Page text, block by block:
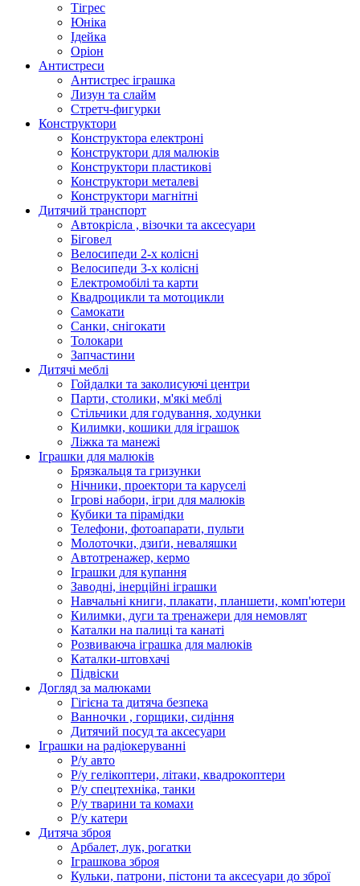
Тігрес
Юніка
Ідейка
Оріон
Антистреси
Антистрес іграшка
Лизун та слайм
Стретч-фигурки
Конструктори
Конструктора електроні
Конструктори для малюків
Конструктори пластикові
Конструктори металеві
Конструктори магнітні
Дитячий транспорт
Автокрісла , візочки та аксесуари
Біговел
Велосипеди 2-х колісні
Велосипеди 3-х колісні
Електромобілі та карти
Квадроцикли та мотоцикли
Самокати
Санки, снігокати
Толокари
Запчастини
Дитячі меблі
Гойдалки та заколисуючі центри
Парти, столики, м'які меблі
Стільчики для годування, ходунки
Килимки, кошики для іграшок
Ліжка та манежі
Іграшки для малюків
Брязкальця та гризунки
Нічники, проектори та каруселі
Ігрові набори, ігри для малюків
Кубики та пірамідки
Телефони, фотоапарати, пульти
Молоточки, дзиґи, неваляшки
Автотренажер, кермо
Іграшки для купання
Заводні, інерційні іграшки
Навчальні книги, плакати, планшети, комп'ютери
Килимки, дуги та тренажери для немовлят
Каталки на палиці та канаті
Розвиваюча іграшка для малюків
Каталки-штовхачі
Підвіски
Догляд за малюками
Гігієна та дитяча безпека
Ванночки , горщики, сидіння
Дитячий посуд та аксесуари
Іграшки на радіокеруванні
Р/у авто
Р/у гелікоптери, літаки, квадрокоптери
Р/у спецтехніка, танки
Р/у тварини та комахи
Р/у катери
Дитяча зброя
Арбалет, лук, рогатки
Іграшкова зброя
Кульки, патрони, пістони та аксесуари до зброї